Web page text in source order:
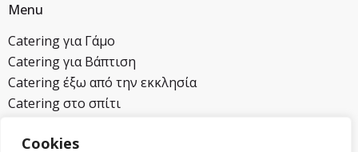
Cookies
Menu
Catering για Γάμο
Catering για Βάπτιση
Catering έξω από την εκκλησία
Catering στο σπίτι
Επικοινωνία